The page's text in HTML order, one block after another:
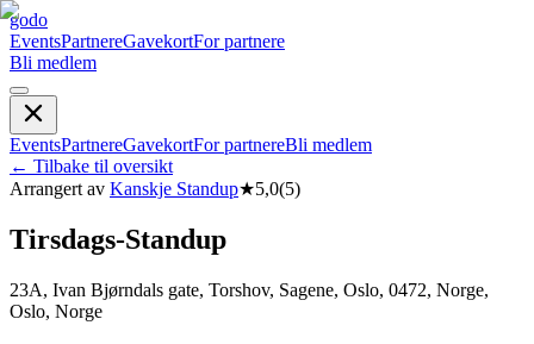
godo
EventsPartnereGavekortFor partnere
Bli medlem
EventsPartnereGavekortFor partnereBli medlem
← Tilbake til oversikt
Arrangert av Kanskje Standup★5,0(5)
Tirsdags-Standup
23A, Ivan Bjørndals gate, Torshov, Sagene, Oslo, 0472, Norge,
Oslo, Norge